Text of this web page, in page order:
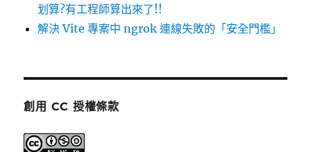
划算?有工程師算出來了!!
解決 Vite 專案中 ngrok 連線失敗的「安全門檻」
創用 CC 授權條款